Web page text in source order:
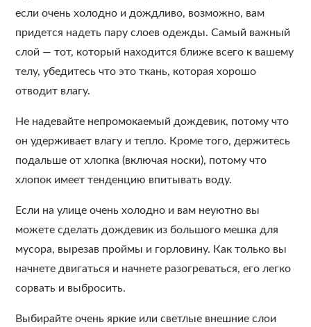
если очень холодно и дождливо, возможно, вам
придется надеть пару слоев одежды. Самый важный
слой — тот, который находится ближе всего к вашему
телу, убедитесь что это ткань, которая хорошо
отводит влагу.
Не надевайте непромокаемый дождевик, потому что
он удерживает влагу и тепло. Кроме того, держитесь
подальше от хлопка (включая носки), потому что
хлопок имеет тенденцию впитывать воду.
Если на улице очень холодно и вам неуютно вы
можете сделать дождевик из большого мешка для
мусора, вырезав проймы и горловину. Как только вы
начнете двигаться и начнете разогреваться, его легко
сорвать и выбросить.
Выбирайте очень яркие или светлые внешние слои